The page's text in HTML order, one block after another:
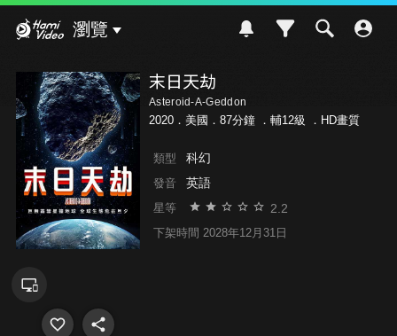
瀏覽
末日天劫
Asteroid-A-Geddon
2020．美國．87分鐘 ． 輔12級 ．HD畫質
類型 科幻
發音 英語
星等 2.2
下架時間 2028年12月31日